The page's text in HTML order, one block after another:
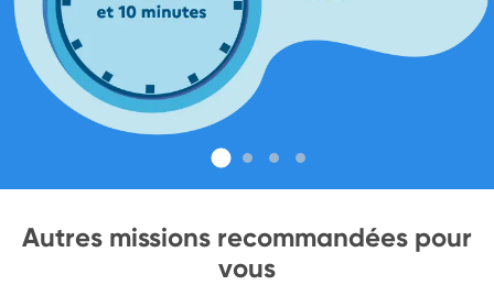
Autres missions recommandées pour
vous